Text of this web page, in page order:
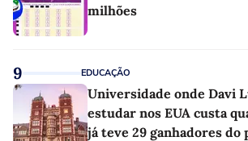
milhões
9 EDUCAÇÃO
Universidade onde Davi
estudar nos EUA custa
já teve 29 ganhadores do